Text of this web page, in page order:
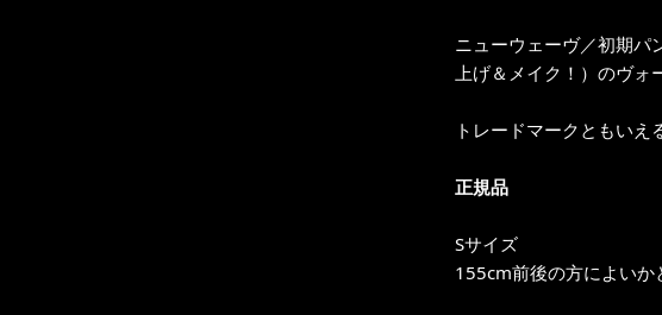
ニューウェーヴ／初期パ
上げ＆メイク！）のヴォ
トレードマークともいえ
正規品
Sサイズ
155cm前後の方によい